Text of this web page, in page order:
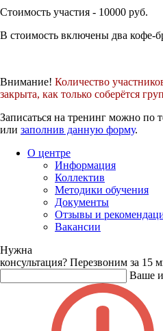
Стоимость участия - 10000 руб.
В стоимость включены два кофе-
Внимание! Количество
закрыта, как только соберётся
Записаться на тренинг можно по
или заполнив данную форму.
О центре
Информация
Коллектив
Методики обучения
Документы
Отзывы и
Вакансии
Нужна
консультация? Перезвоним за 15
Ваше